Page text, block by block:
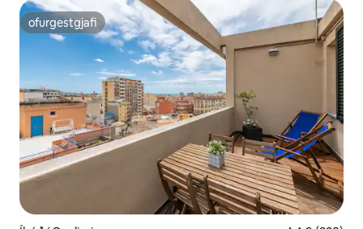
ofurgestgjafi
ofurgestgjafi